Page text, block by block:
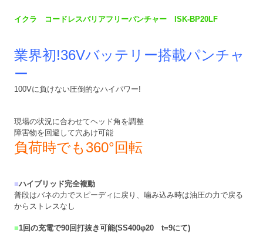
イクラ コードレスバリアフリーパンチャー ISK-BP20LF
業界初!36Vバッテリー搭載パンチャ
ー
100Vに負けない圧倒的なハイパワー!
現場の状況に合わせてヘッド角を調整
障害物を回避して穴あけ可能
負荷時でも360°回転
■ハイブリッド完全複動
普段はバネの力でスピーディに戻り、噛み込み時は油圧の力で戻る
からストレスなし
■1回の充電で90回打抜き可能(SS400φ20 t=9にて)